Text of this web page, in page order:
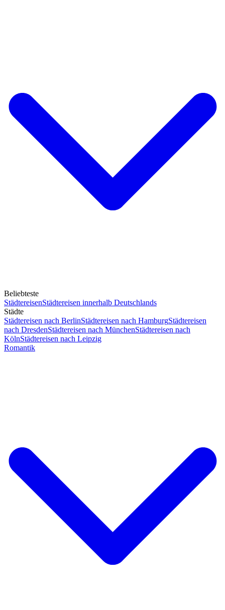
Beliebteste
StädtereisenStädtereisen innerhalb Deutschlands
Städte
Städtereisen nach BerlinStädtereisen nach HamburgStädtereisen
nach DresdenStädtereisen nach MünchenStädtereisen nach
KölnStädtereisen nach Leipzig
Romantik